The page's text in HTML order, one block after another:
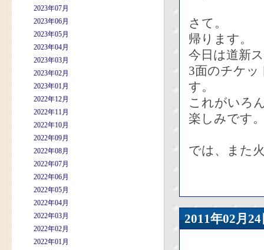
2023年07月
2023年06月
2023年05月
2023年04月
2023年03月
2023年02月
2023年01月
2022年12月
2022年11月
2022年10月
2022年09月
2022年08月
2022年07月
2022年06月
2022年05月
2022年04月
2022年03月
2022年02月
2022年01月
さて。
帰ります。
今日は道新
3面のチケッ
す。
これがいろ
楽しみです
では、また
2011年02